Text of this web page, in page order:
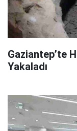
Gaziantep’te
Yakaladı